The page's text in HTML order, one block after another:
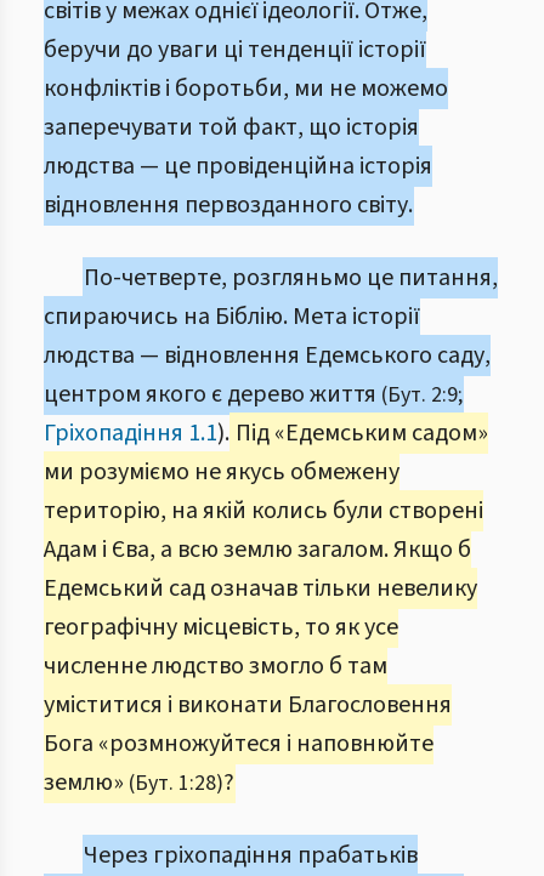
світів у межах однієї ідеології. Отже,
беручи до уваги ці тенденції історії
конфліктів і боротьби, ми не можемо
заперечувати той факт, що історія
людства — це провіденційна історія
відновлення первозданного світу.
По-четверте, розгляньмо це питання,
спираючись на Біблію. Мета історії
людства — відновлення Едемського саду,
центром якого є дерево життя (Бут. 2:9;
Гріхопадіння 1.1). Під «Едемським садом»
ми розуміємо не якусь обмежену
територію, на якій колись були створені
Адам і Єва, а всю землю загалом. Якщо б
Едемський сад означав тільки невелику
географічну місцевість, то як усе
численне людство змогло б там
уміститися і виконати Благословення
Бога «розмножуйтеся і наповнюйте
землю» (Бут. 1:28)?
Через гріхопадіння прабатьків